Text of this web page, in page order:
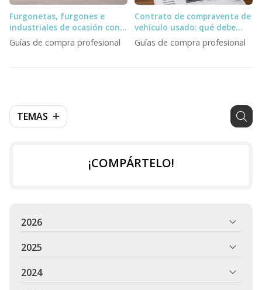
TEMAS
Furgonetas, furgones e
industriales de ocasión con
entrega inmediata para
profesionales
Guías de compra profesional
Contrato de compraventa de
vehículo usado: qué debe
incluir un profesional
Guías de compra profesional
¡COMPÁRTELO!
2026
2025
2024